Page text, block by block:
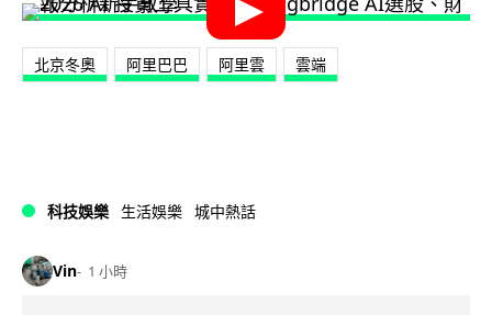
北京冬奧 阿里巴巴 阿里雲 雲端
科技娛樂 生活娛樂 城中熱話
Vin 1 小時